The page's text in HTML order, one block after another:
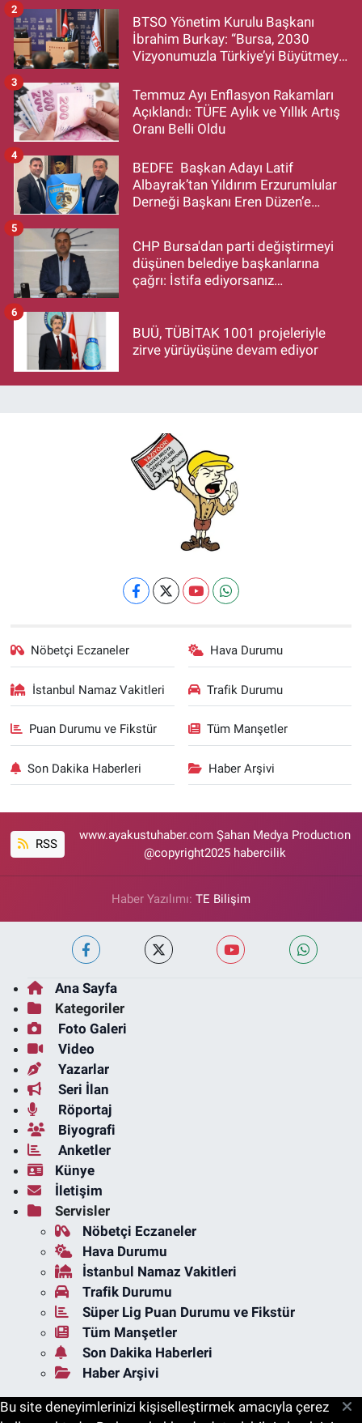
BTSO Yönetim Kurulu Başkanı
İbrahim Burkay: “Bursa, 2030
Vizyonumuzla Türkiye’yi Büyütmeye
2
Temmuz Ayı Enflasyon Rakamları
Açıklandı: TÜFE Aylık ve Yıllık Artış
Oranı Belli Oldu
3
BEDFE Başkan Adayı Latif
Albayrak’tan Yıldırım Erzurumlular
Derneği Başkanı Eren Düzen’e
4
CHP Bursa'dan parti değiştirmeyi
düşünen belediye başkanlarına
çağrı: İstifa ediyorsanız
5
BUÜ, TÜBİTAK 1001 projeleriyle
zirve yürüyüşüne devam ediyor
6
Nöbetçi Eczaneler Hava Durumu
İstanbul Namaz Vakitleri Trafik Durumu
Puan Durumu ve Fikstür Tüm Manşetler
Son Dakika Haberleri Haber Arşivi
RSS
www.ayakustuhaber.com Şahan Medya Productıon
@copyright2025 habercilik
Haber Yazılımı: TE Bilişim
Ana Sayfa
Kategoriler
Foto Galeri
Video
Yazarlar
Seri İlan
Röportaj
Biyografi
Anketler
Künye
İletişim
Servisler
Nöbetçi Eczaneler
Hava Durumu
İstanbul Namaz Vakitleri
Trafik Durumu
Süper Lig Puan Durumu ve Fikstür
Tüm Manşetler
Son Dakika Haberleri
Haber Arşivi
Bu site deneyimlerinizi kişiselleştirmek amacıyla çerez